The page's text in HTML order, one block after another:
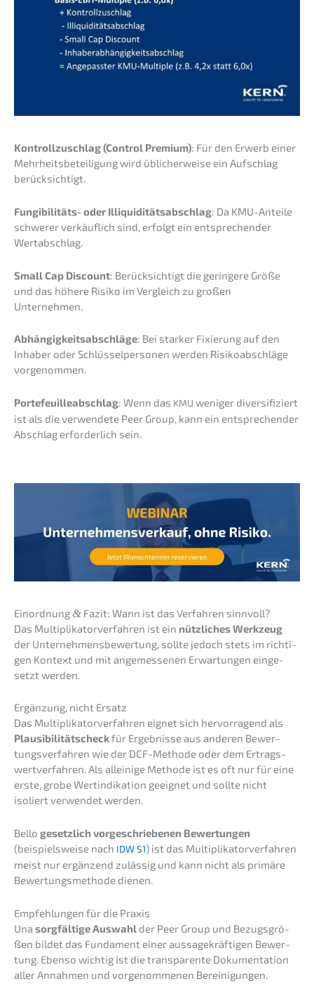
Kontroll­zu­schlag (Control Premi­um): Für den Erwerb einer
Mehrheits­be­tei­li­gung wird üblicher­wei­se ein Aufschlag
berücksichtigt.
Fungi­bi­li­täts- oder Illiqui­di­täts­ab­schlag: Da KMU-Antei­le
schwe­rer verkäuf­lich sind, erfolgt ein entspre­chen­der
Wertabschlag.
Small Cap Discount: Berück­sich­tigt die gerin­ge­re Größe
und das höhere Risiko im Vergleich zu großen
Unternehmen.
Abhän­gig­keits­ab­schlä­ge: Bei starker Fixie­rung auf den
Inhaber oder Schlüs­sel­per­so­nen werden Risiko­ab­schlä­ge
vorgenommen.
Porte­feuil­le­ab­schlag: Wenn das KMU weniger diver­si­fi­ziert
ist als die verwen­de­te Peer Group, kann ein entspre­chen­der
Abschlag erfor­der­lich sein.
Einord­nung& Fazit: Wann ist das Verfah­ren sinnvoll?
Das Multi­pli­ka­tor­ver­fah­ren ist ein nützli­ches Werkzeug
der Unter­neh­mens­be­wer­tung, sollte jedoch stets im richti­
gen Kontext und mit angemes­se­nen Erwar­tun­gen einge­
setzt werden.
Ergän­zung, nicht Ersatz
Das Multi­pli­ka­tor­ver­fah­ren eignet sich hervor­ra­gend als
Plausi­bi­li­täts­checkfür Ergeb­nis­se aus anderen Bewer­
tungs­ver­fah­ren wie der DCF-Metho­de oder dem Ertrags­
wert­ver­fah­ren. Als allei­ni­ge Metho­de ist es oft nur für eine
erste, grobe Wertin­di­ka­ti­on geeig­net und sollte nicht
isoliert verwen­det werden.
Bello gesetz­lich vorge­schrie­be­nen Bewer­tun­gen
(beispiels­wei­se nach IDWS1) ist das Multi­pli­ka­tor­ver­fah­ren
meist nur ergän­zend zuläs­sig und kann nicht als primä­re
Bewer­tungs­me­tho­de dienen.
Empfeh­lun­gen für die Praxis
Una sorgfäl­ti­ge Auswahl der Peer Group und Bezugs­grö­
ßen bildet das Funda­ment einer aussa­ge­kräf­ti­gen Bewer­
tung. Ebenso wichtig ist die trans­pa­ren­te Dokumen­ta­ti­on
aller Annah­men und vorge­nom­me­nen Bereinigungen.